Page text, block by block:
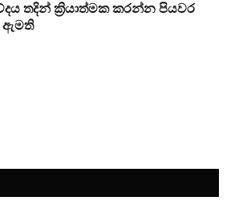
තදින් ක්‍රියාත්මක කරන්න පියවර
ඇමති